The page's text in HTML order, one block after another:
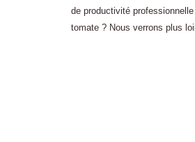
de productivité
tomate ? Nous verrons plus